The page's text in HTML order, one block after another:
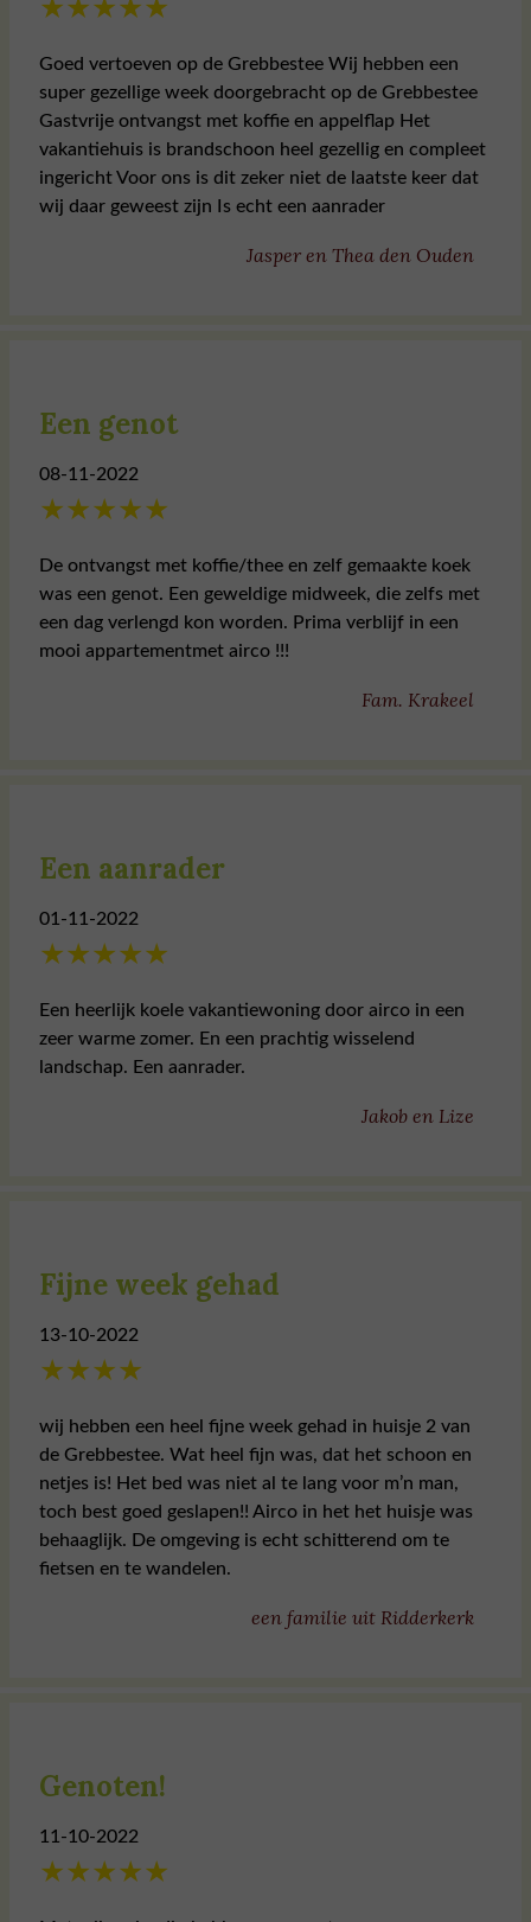
Goed vertoeven op de Grebbestee Wij hebben een
super gezellige week doorgebracht op de Grebbestee
Gastvrije ontvangst met koffie en appelflap Het
vakantiehuis is brandschoon heel gezellig en compleet
ingericht Voor ons is dit zeker niet de laatste keer dat
wij daar geweest zijn Is echt een aanrader
Jasper en Thea den Ouden
Een genot
08-11-2022
★★★★★
De ontvangst met koffie/thee en zelf gemaakte koek
was een genot. Een geweldige midweek, die zelfs met
een dag verlengd kon worden. Prima verblijf in een
mooi appartementmet airco !!!
Fam. Krakeel
Een aanrader
01-11-2022
★★★★★
Een heerlijk koele vakantiewoning door airco in een
zeer warme zomer. En een prachtig wisselend
landschap. Een aanrader.
Jakob en Lize
Fijne week gehad
13-10-2022
★★★★
wij hebben een heel fijne week gehad in huisje 2 van
de Grebbestee. Wat heel fijn was, dat het schoon en
netjes is! Het bed was niet al te lang voor m’n man,
toch best goed geslapen!! Airco in het het huisje was
behaaglijk. De omgeving is echt schitterend om te
fietsen en te wandelen.
een familie uit Ridderkerk
Genoten!
11-10-2022
★★★★★